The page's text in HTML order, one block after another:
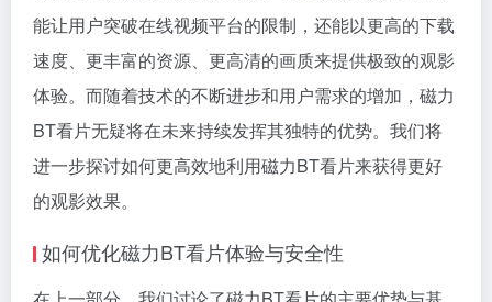
能让用户突破在线视频平台的限制，还能以更高的下载
速度、更丰富的资源、更高清的画质来提供极致的观影
体验。而随着技术的不断进步和用户需求的增加，磁力
BT看片无疑将在未来持续发挥其独特的优势。我们将
进一步探讨如何更高效地利用磁力BT看片来获得更好
的观影效果。
如何优化磁力BT看片体验与安全性